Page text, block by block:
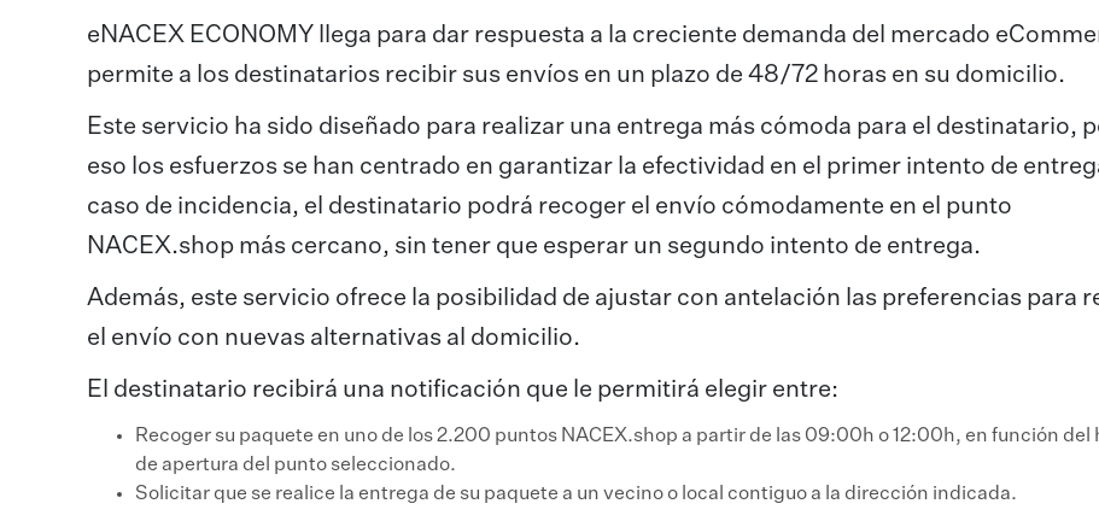
eNACEX ECONOMY llega para dar respuesta a la creciente demanda del mercado
permite a los destinatarios recibir sus envíos en un plazo de 48/72 horas en su domicilio.
Este servicio ha sido diseñado para realizar una entrega más cómoda para el destinatario,
eso los esfuerzos se han centrado en garantizar la efectividad en el primer intento de
caso de incidencia, el destinatario podrá recoger el envío cómodamente en el punto
NACEX.shop más cercano, sin tener que esperar un segundo intento de entrega.
Además, este servicio ofrece la posibilidad de ajustar con antelación las preferencias para
el envío con nuevas alternativas al domicilio.
El destinatario recibirá una notificación que le permitirá elegir entre:
Recoger su paquete en uno de los 2.200 puntos NACEX.shop a partir de las 09:00h o 12:00h, en función del
de apertura del punto seleccionado.
Solicitar que se realice la entrega de su paquete a un vecino o local contiguo a la dirección indicada.